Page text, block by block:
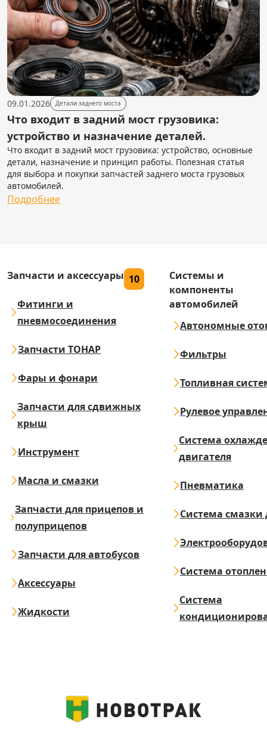
09.01.2026 Детали заднего моста
Что входит в задний мост грузовика:
устройство и назначение деталей.
Что входит в задний мост грузовика: устройство, основные
детали, назначение и принцип работы. Полезная статья
для выбора и покупки запчастей заднего моста грузовых
автомобилей.
Подробнее
Запчасти и аксессуары 10
Фитинги и
пневмосоединения
Запчасти ТОНАР
Фары и фонари
Запчасти для сдвижных
крыш
Инструмент
Масла и смазки
Запчасти для прицепов и
полуприцепов
Запчасти для автобусов
Аксессуары
Жидкости
Системы и
компоненты
автомобилей
Автономные
Фильтры
Топливная
Рулевое
Система
двигателя
Пневматика
Система смазки
Система
Система